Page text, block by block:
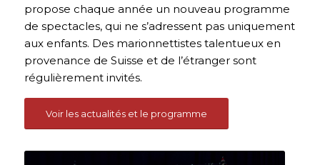
propose chaque année un nouveau programme
de spectacles, qui ne s’adressent pas uniquement
aux enfants. Des marionnettistes talentueux en
provenance de Suisse et de l’étranger sont
régulièrement invités.
Voir les actualités et le programme